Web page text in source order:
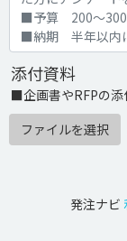
添付資料
■企画書やRFPの添
ファイルを選択
発注ナビ